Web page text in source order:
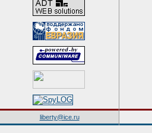
liberty@ice.ru